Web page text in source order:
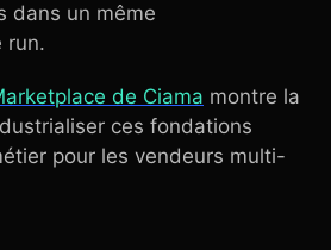
dans un même
run.
de Ciama montre la
ces fondations
pour les vendeurs multi-